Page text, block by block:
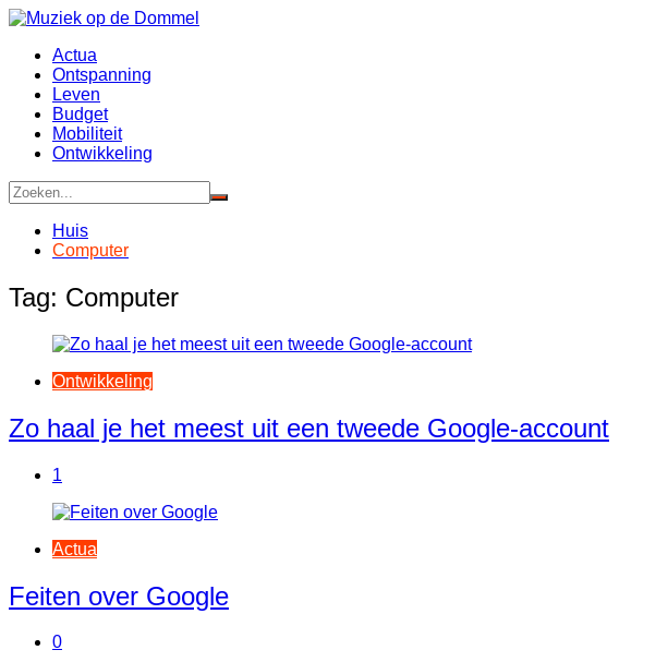
Ga
inhoud
Actua
Ontspanning
Leven
Budget
Mobiliteit
Ontwikkeling
Huis
Computer
Tag: Computer
Ontwikkeling
Zo haal je het meest uit een tweede Google-account
1
Actua
Feiten over Google
0